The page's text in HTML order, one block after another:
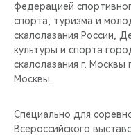
CHERY REMOTE
CHERY И СПОРТ
ВИДЕООБЗОРЫ
федерацией
спорта, туризма и
скалолазания России,
культуры и спорта
скалолазания г.
Москвы.
Специально для
Всероссийского